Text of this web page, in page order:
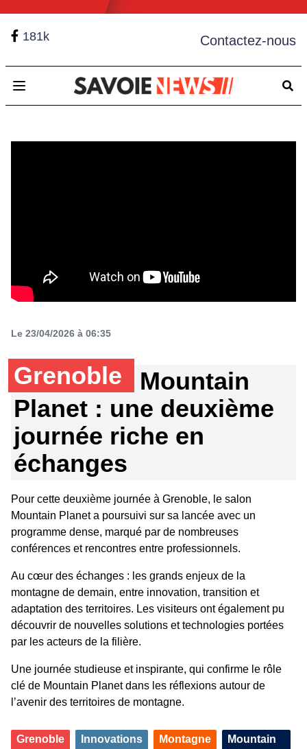
181k Contactez-nous
Open main menu
Le 23/04/2026 à 06:35
Grenoble
Mountain
Planet : une deuxième
journée riche en
échanges
Pour cette deuxième journée à Grenoble, le salon
Mountain Planet a poursuivi sur sa lancée avec un
programme dense, marqué par de nombreuses
conférences et rencontres entre professionnels.
Au cœur des échanges : les grands enjeux de la
montagne de demain, entre innovation, transition et
adaptation des territoires. Les visiteurs ont également pu
découvrir de nouvelles solutions et technologies portées
par les acteurs de la filière.
Une journée studieuse et inspirante, qui confirme le rôle
clé de Mountain Planet dans les réflexions autour de
l’avenir des territoires de montagne.
Grenoble Innovations Montagne
Mountain